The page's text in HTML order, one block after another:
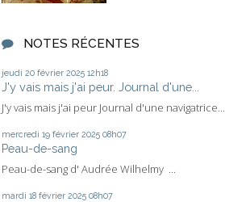
NOTES RÉCENTES
jeudi 20 février 2025 12h18
J'y vais mais j'ai peur. Journal d'une...
J'y vais mais j'ai peur Journal d'une navigatrice...
mercredi 19 février 2025 08h07
Peau-de-sang
Peau-de-sang d' Audrée Wilhelmy ...
mardi 18 février 2025 08h07